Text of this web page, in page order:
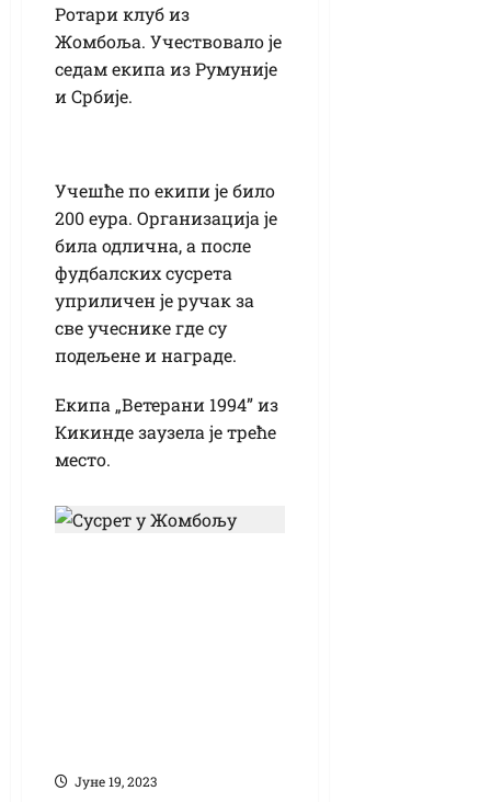
Ротари клуб из
Жомбоља. Учествовало је
седам екипа из Румуније
и Србије.
Учешће по екипи је било
200 еура. Организација је
била одлична, а после
фудбалских сусрета
уприличен је ручак за
све учеснике где су
подељене и награде.
Екипа „Ветерани 1994” из
Кикинде заузела је треће
место.
Јуне 19, 2023